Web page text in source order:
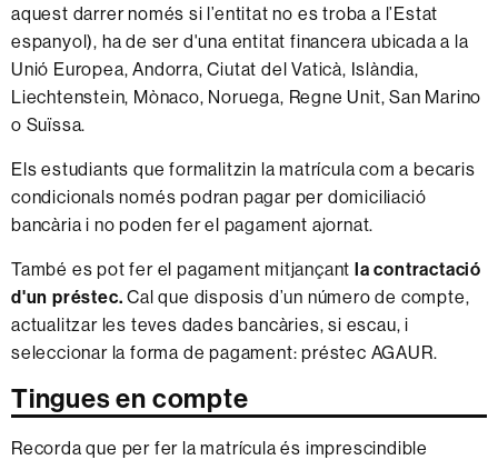
aquest darrer només si l’entitat no es troba a l’Estat
espanyol), ha de ser d'una entitat financera ubicada a la
Unió Europea, Andorra, Ciutat del Vaticà, Islàndia,
Liechtenstein, Mònaco, Noruega, Regne Unit, San Marino
o Suïssa.
Els estudiants que formalitzin la matrícula com a becaris
condicionals només podran pagar per domiciliació
bancària i no poden fer el pagament ajornat.
També es pot fer el pagament mitjançant la contractació
d'un préstec. Cal que disposis d’un número de compte,
actualitzar les teves dades bancàries, si escau, i
seleccionar la forma de pagament: préstec AGAUR.
Tingues en compte
Recorda que per fer la matrícula és imprescindible